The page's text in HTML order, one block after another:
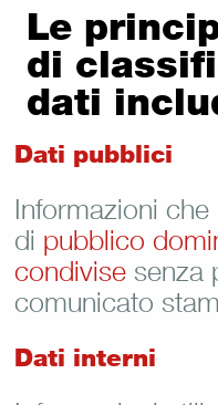
Le
di
dati
Dati pubblici
Informazioni
di pubblico
condivise senza
comunicato
Dati interni